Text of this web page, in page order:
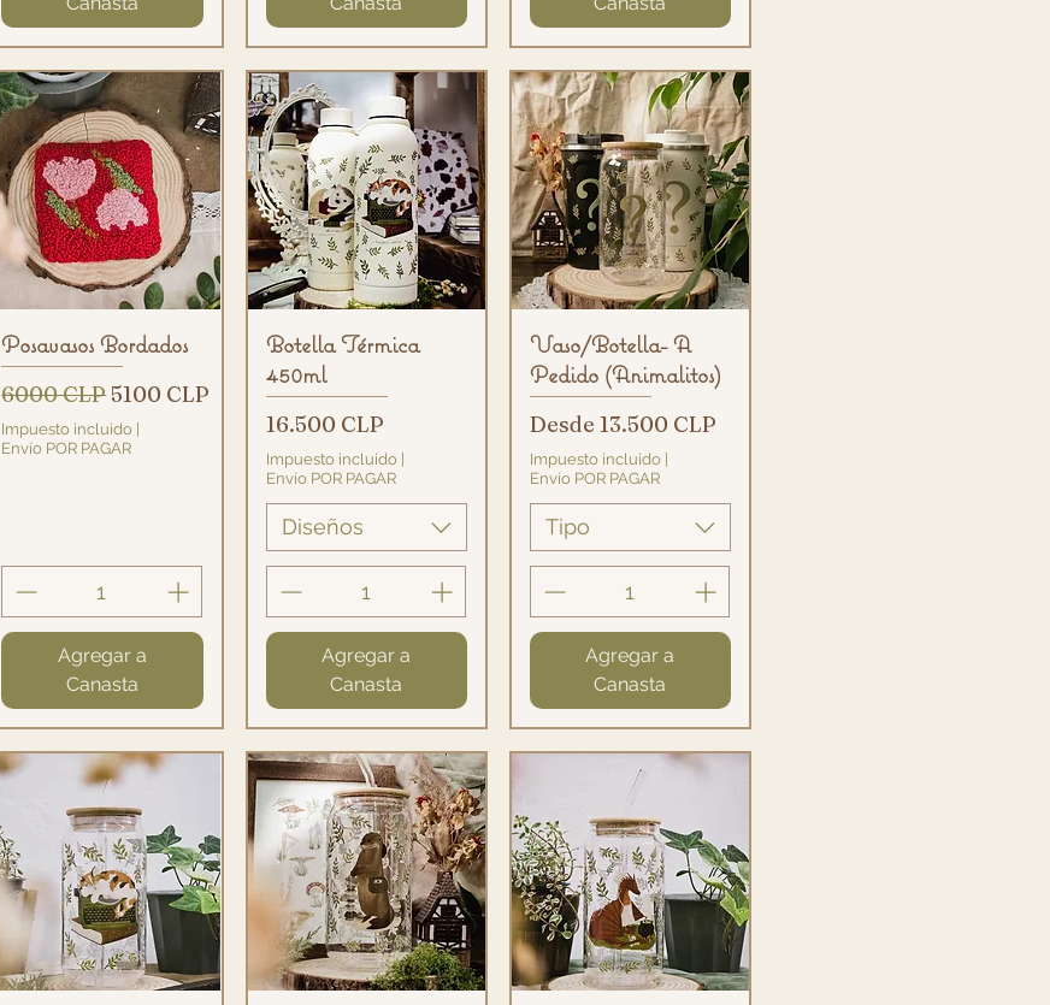
Vista rápida
Posavasos Bordados
Precio
6000 CLP Precio de oferta
5100 CLP
Impuesto incluido
Envío POR PAGAR
Agregar a
Canasta
Vista rápida
Botella Térmica
450ml
Precio
16.500 CLP
Impuesto incluido|
Envío POR PAGAR
Diseños
Agregar a
Canasta
Vista rápida
Vaso/Botella- A
Pedido (Animalitos)
Desde 13.500 CLP
Precio de oferta
Impuesto incluido|
Envío POR PAGAR
Tipo
Agregar a
Canasta